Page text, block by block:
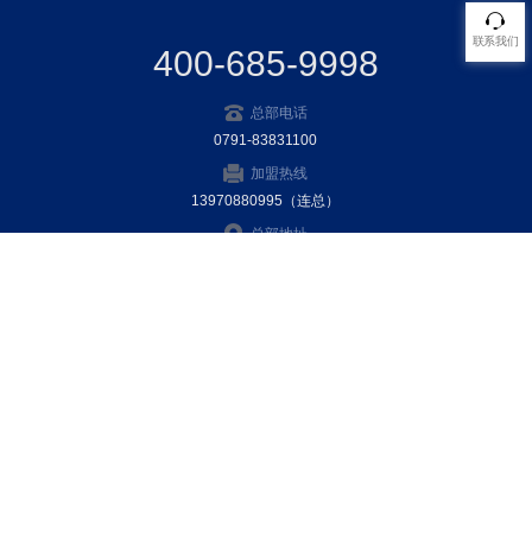
400-685-9998
总部电话
0791-83831100
加盟热线
13970880995（连总）
总部地址
联系我们